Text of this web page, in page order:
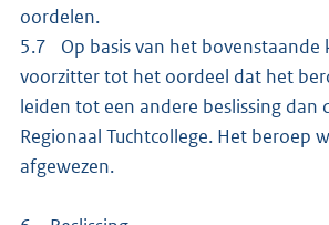
oordelen.
5.7 Op basis van het bovenstaande
voorzitter tot het oordeel dat het
leiden tot een andere beslissing dan
Regionaal Tuchtcollege. Het beroep
afgewezen.